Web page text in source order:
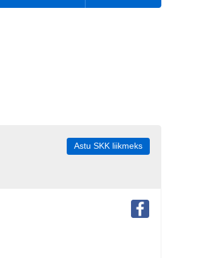
Astu SKK liikmeks